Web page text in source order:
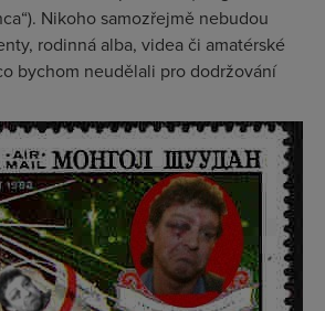
Nikoho samozřejmě nebudou
rodinná alba, videa či amatérské
bychom neudělali pro dodržování